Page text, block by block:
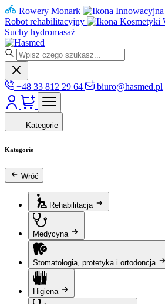
Rowery Monark
Robot rehabilitacyjny
Kosmetyki
Suchy hydromasaż
+48 33 812 29 64 biuro@hasmed.pl
Kategorie
Kategorie
Wróć
Rehabilitacja
Medycyna
Stomatologia, protetyka i ortodoncja
Higiena